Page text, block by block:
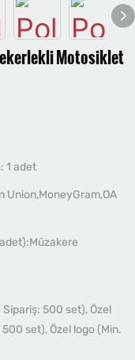
Motosiklet
1 adet
Union,MoneyGram,OA
500 set), Özel
set), Özel logo (Min.